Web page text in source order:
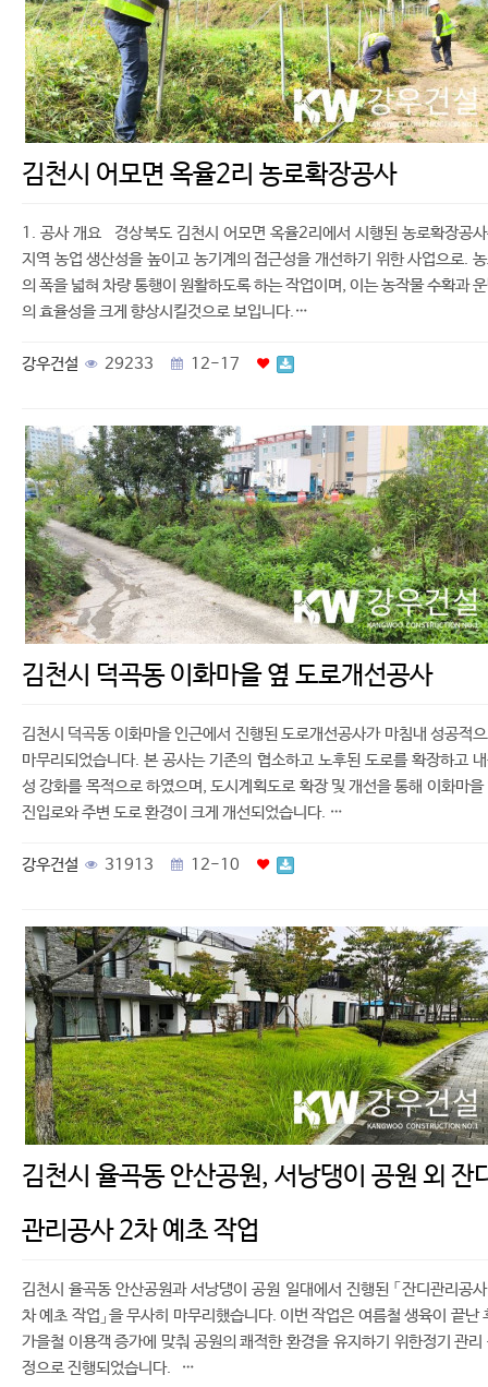
김천시 어모면 옥율2리 농로확장공사
1. 공사 개요 경상북도 김천시 어모면 옥율2리에서 시행된 농로확장공
지역 농업 생산성을 높이고 농기계의 접근성을 개선하기 위한 사업으로.
의 폭을 넓혀 차량 통행이 원활하도록 하는 작업이며, 이는 농작물 수확과
의 효율성을 크게 향상시킬것으로 보입니다.…
강우건설 29233 12-17
김천시 덕곡동 이화마을 옆 도로개선공사
김천시 덕곡동 이화마을 인근에서 진행된 도로개선공사가 마침내 성공적
마무리되었습니다. 본 공사는 기존의 협소하고 노후된 도로를 확장하고
성 강화를 목적으로 하였으며, 도시계획도로 확장 및 개선을 통해 이화마을
진입로와 주변 도로 환경이 크게 개선되었습니다. …
강우건설 31913 12-10
김천시 율곡동 안산공원, 서낭댕이 공원 외 잔
관리공사 2차 예초 작업
김천시 율곡동 안산공원과 서낭댕이 공원 일대에서 진행된 「잔디관리공
차 예초 작업」을 무사히 마무리했습니다. 이번 작업은 여름철 생육이 끝난
가을철 이용객 증가에 맞춰 공원의 쾌적한 환경을 유지하기 위한정기 관리
정으로 진행되었습니다. …